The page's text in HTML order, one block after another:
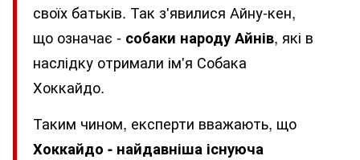
своїх батьків. Так з'явилися Айну-кен,
що означає - собаки народу Айнів, які в
наслідку отримали ім'я Собака
Хоккайдо.
Таким чином, експерти вважають, що
Хоккайдо - найдавніша існуюча